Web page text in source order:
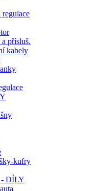
přísluš.
kabely
kufry
DÍLY